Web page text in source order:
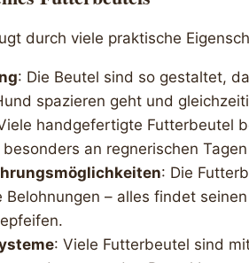
durch viele praktische
: Die Beutel sind so gestaltet,
spazieren geht und
handgefertigte Futterbeutel
an regnerischen
: Die
– alles findet
: Viele Futterbeutel sind